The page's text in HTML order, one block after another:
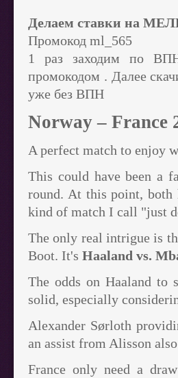
Делаем ставки на
Промокод ml_565
1 раз заходим по ВПН
промокодом . Далее
уже без ВПН
Norway – France
A perfect match to enjoy
This could have been a
round. At this point,
kind of match I call "just
The only real intrigue is
Boot. It's Haaland vs.
The odds on Haaland to
solid, especially
Alexander Sørloth
an assist from Alisson
France only need a